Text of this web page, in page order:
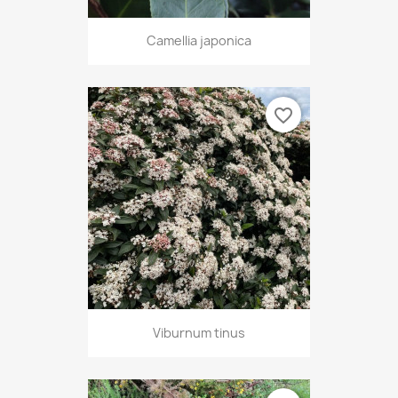
Camellia japonica
Viburnum tinus
favorite_border